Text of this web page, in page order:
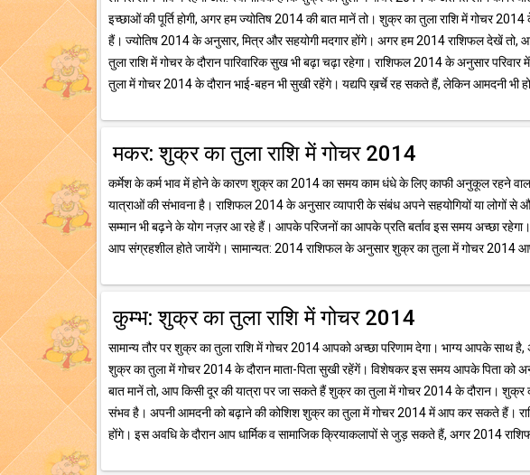
इच्छाओं की पूर्ति होगी, अगर हम ज्योतिष 2014 की बात मानें तो। शुक्र का तुला राशि में गोचर
हैं। ज्योतिष 2014 के अनुसार, मित्र और सहयोगी मदगार होंगे। अगर हम 2014 राशिफल देखें तो,
तुला राशि में गोचर के दौरान पारिवारिक सुख भी बढ़ा चढ़ा रहेगा। राशिफल 2014 के अनुसार
तुला में गोचर 2014 के दौरान भाई-बहन भी सुखी रहेंगे। यद्यपि ख़र्चे रह सकते हैं, लेकिन आमदनी भी
मकर: शुक्र का तुला राशि में गोचर 2014
कर्मेश के कर्म भाव में होने के कारण शुक्र का 2014 का समय काम धंधे के लिए काफी अनुकूल रहने
यात्राओं की संभावना है। राशिफल 2014 के अनुसार व्यापारी के संबंध अपने सहयोगियों या लोगों से
सम्मान भी बढ़ने के योग नज़र आ रहे हैं। आपके परिजनों का आपके प्रति बर्ताव इस समय अच्छा
आप संग्रहशील होते जायेंगे। सामान्यत: 2014 राशिफल के अनुसार शुक्र का तुला में गोचर 2014
कुम्भ: शुक्र का तुला राशि में गोचर 2014
सामान्य तौर पर शुक्र का तुला राशि में गोचर 2014 आपको अच्छा परिणाम देगा। भाग्य आपके साथ
शुक्र का तुला में गोचर 2014 के दौरान माता-पिता सुखी रहेंगें। विशेषकर इस समय आपके पिता
बात मानें तो, आप किसी दूर की यात्रा पर जा सकते हैं शुक्र का तुला में गोचर 2014 के दौरान। शुक्र
संभव है। अपनी आमदनी को बढ़ाने की कोशिश शुक्र का तुला में गोचर 2014 में आप कर सकते हैं।
होंगे। इस अवधि के दौरान आप धार्मिक व सामाजिक क्रियाकलापों से जुड़ सकते हैं, अगर 2014